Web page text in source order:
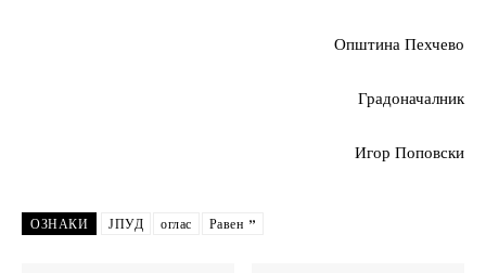
Општина Пехчево
Градоначалник
Игор Поповски
ОЗНАКИ ЈПУД оглас Равен ’’